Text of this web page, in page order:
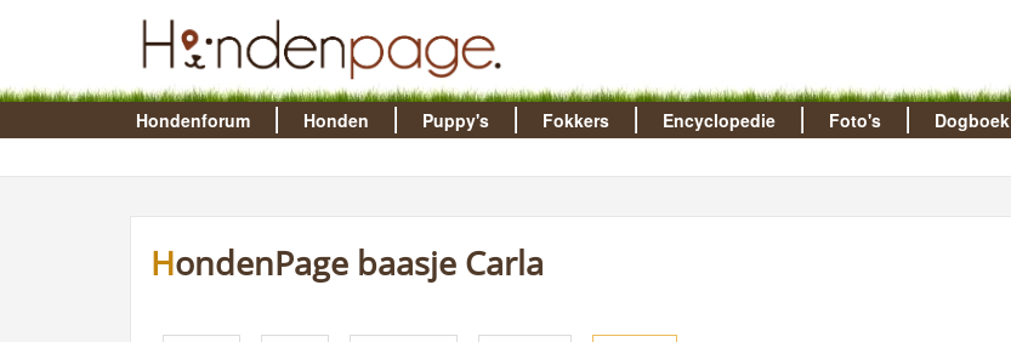
Hondenforum Honden Puppy's Fokkers Encyclopedie Foto's Dogboek
HondenPage baasje Carla